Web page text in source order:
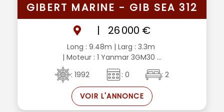
GIBERT MARINE - GIB SEA 312
|
26 000 €
Long : 9.48m | Larg : 3.3m
| Moteur : 1 Yanmar 3GM30 ...
: 1992
: 0 : 2
VOIR L'ANNONCE